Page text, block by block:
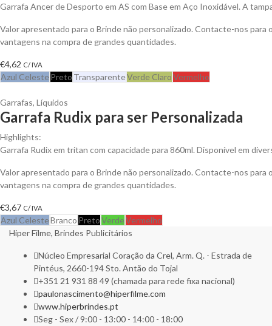
Garrafa Ancer de Desporto em AS com Base em Aço Inoxidável. A
Valor apresentado para o Brinde não personalizado. Contacte-nos para
vantagens na compra de grandes quantidades.
€4,62 C/ IVA
Azul Celeste Preto TransparenteVerde ClaroVermelho
Garrafas, Líquidos
Garrafa Rudix para ser Personalizada
Highlights:
Garrafa Rudix em tritan com capacidade para 860ml. Disponível em
Valor apresentado para o Brinde não personalizado. Contacte-nos para
vantagens na compra de grandes quantidades.
€3,67 C/ IVA
Azul CelesteBranco PretoVerdeVermelho
Hiper Filme, Brindes Publicitários
Núcleo Empresarial Coração da Crel, Arm. Q. - Estrada de
Pintéus, 2660-194 Sto. Antão do Tojal
+351 21 931 88 49 (chamada para rede fixa nacional)
paulonascimento@hiperfilme.com
www.hiperbrindes.pt
Seg - Sex / 9:00 - 13:00 - 14:00 - 18:00